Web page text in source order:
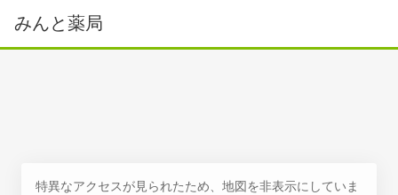
みんと薬局
特異なアクセスが見られたため、地図を非表示にしていま